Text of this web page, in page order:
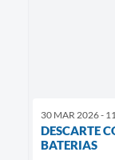
30 MAR 2026 -
DESCARTE
BATERIAS